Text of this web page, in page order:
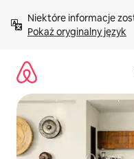
treści Pokaż oryginalny język